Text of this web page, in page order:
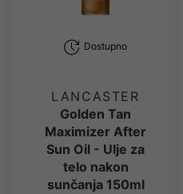
Dostupno
LANCASTER
Golden Tan
Maximizer After
Sun Oil - Ulje za
telo nakon
sunčanja 150ml